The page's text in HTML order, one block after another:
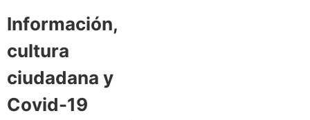
Información,
cultura
ciudadana y
Covid-19